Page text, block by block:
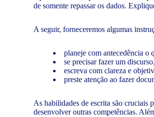
de somente repassar os dados.
A seguir, forneceremos algumas
planeje com antecedência o
se precisar fazer um
escreva com clareza e
preste atenção ao fazer
As habilidades de escrita são cruciais
desenvolver outras competências.